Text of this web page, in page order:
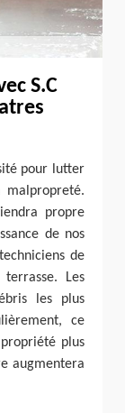
S.C
pour lutter
malpropreté.
propre
de nos
de
Les
les plus
ce
plus
augmentera